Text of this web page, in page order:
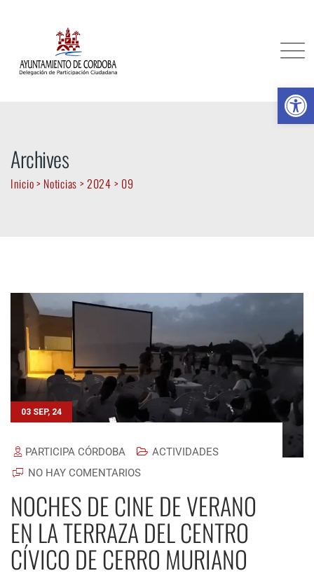
Archives
Inicio> Noticias >2024 > 09
03 SEP, 24
PARTICIPA CÓRDOBA
ACTIVIDADES
NO HAY COMENTARIOS
NOCHES DE CINE DE VERANO
EN LA TERRAZA DEL CENTRO
CÍVICO DE CERRO MURIANO